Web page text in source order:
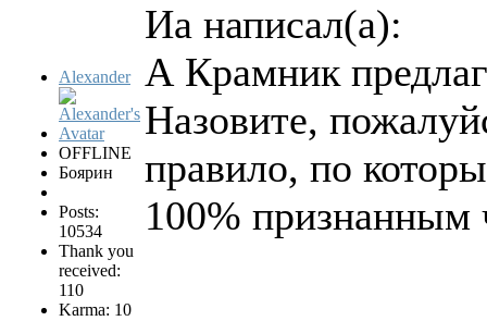
Alexander
OFFLINE
Боярин
Posts:
10534
Thank you
received:
110
Karma: 10
Иа написал(а):
А Крамник
Назовите,
правило, по
100% признанным